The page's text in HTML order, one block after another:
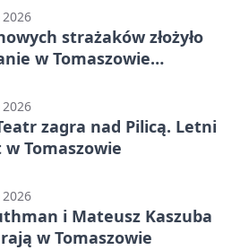
strażaków złożyło
w Tomaszowie
zagra nad Pilicą. Letni
Tomaszowie
i Mateusz Kaszuba
w Tomaszowie